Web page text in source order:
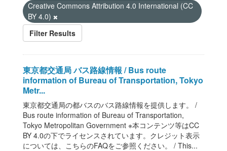
Creative Commons Attribution 4.0 International (CC
BY 4.0)
Filter Results
東京都交通局 バス路線情報 / Bus route
information of Bureau of Transportation, Tokyo
Metr...
東京都交通局の都バスのバス路線情報を提供します。 /
Bus route information of Bureau of Transportation,
Tokyo Metropolitan Government ※本コンテンツ等はCC
BY 4.0の下でライセンスされています。クレジット表示
については、こちらのFAQをご参照ください。 / This...